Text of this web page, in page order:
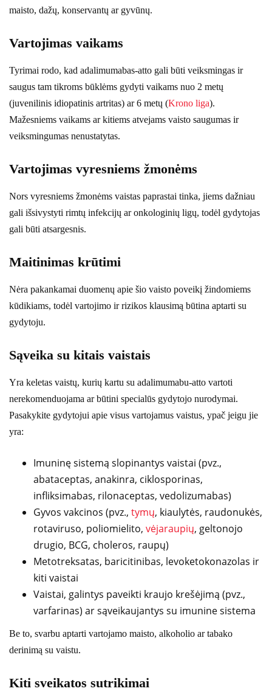
maisto, dažų, konservantų ar gyvūnų.
Vartojimas vaikams
Tyrimai rodo, kad adalimumabas-atto gali būti veiksmingas ir
saugus tam tikroms būklėms gydyti vaikams nuo 2 metų
(juvenilinis idiopatinis artritas) ar 6 metų (Krono liga).
Mažesniems vaikams ar kitiems atvejams vaisto saugumas ir
veiksmingumas nenustatytas.
Vartojimas vyresniems žmonėms
Nors vyresniems žmonėms vaistas paprastai tinka, jiems dažniau
gali išsivystyti rimtų infekcijų ar onkologinių ligų, todėl gydytojas
gali būti atsargesnis.
Maitinimas krūtimi
Nėra pakankamai duomenų apie šio vaisto poveikį žindomiems
kūdikiams, todėl vartojimo ir rizikos klausimą būtina aptarti su
gydytoju.
Sąveika su kitais vaistais
Yra keletas vaistų, kurių kartu su adalimumabu-atto vartoti
nerekomenduojama ar būtini specialūs gydytojo nurodymai.
Pasakykite gydytojui apie visus vartojamus vaistus, ypač jeigu jie
yra:
Imuninę sistemą slopinantys vaistai (pvz.,
abataceptas, anakinra, ciklosporinas,
infliksimabas, rilonaceptas, vedolizumabas)
Gyvos vakcinos (pvz., tymų, kiaulytės, raudonukės,
rotaviruso, poliomielito, vėjaraupių, geltonojo
drugio, BCG, choleros, raupų)
Metotreksatas, baricitinibas, levoketokonazolas ir
kiti vaistai
Vaistai, galintys paveikti kraujo krešėjimą (pvz.,
varfarinas) ar sąveikaujantys su imunine sistema
Be to, svarbu aptarti vartojamo maisto, alkoholio ar tabako
derinimą su vaistu.
Kiti sveikatos sutrikimai